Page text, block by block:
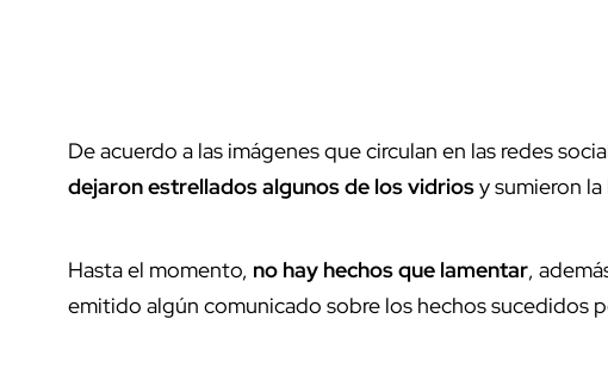
De acuerdo a las imágenes que circulan en las redes
dejaron estrellados algunos de los vidriosy sumieron
Hasta el momento, no hay hechos que lamentar,
emitido algún comunicado sobre los hechos sucedidos